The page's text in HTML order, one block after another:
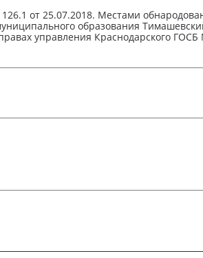
от 25.07.2018. Местами
образования
управления Краснодарского